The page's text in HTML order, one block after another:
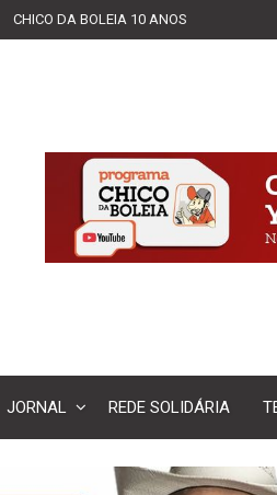
CHICO DA BOLEIA 10 ANOS
JORNAL REDE SOLIDÁRIA